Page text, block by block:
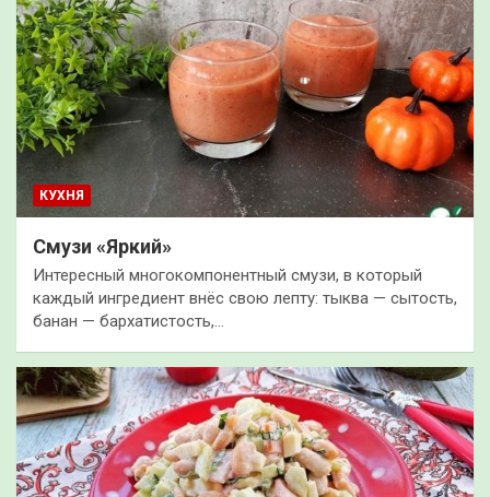
КУХНЯ
Смузи «Яркий»
Интересный многокомпонентный смузи, в который
каждый ингредиент внёс свою лепту: тыква — сытость,
банан — бархатистость,…